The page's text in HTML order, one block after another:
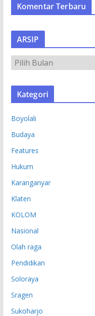
Komentar Terbaru
ARSIP
R
S
Kategori
Boyolali
Budaya
Features
Hukum
Karanganyar
Klaten
KOLOM
Nasional
Olah raga
Pendidikan
Soloraya
Sragen
Sukoharjo